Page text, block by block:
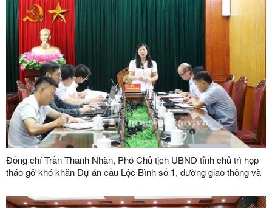
Đồng chí Trần Thanh Nhàn, Phó Chủ tịch UBND tỉnh chủ trì họp
tháo gỡ khó khăn Dự án cầu Lộc Bình số 1, đường giao thông và